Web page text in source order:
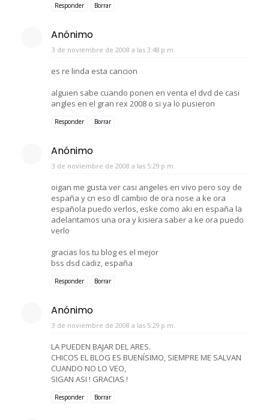
Responder Borrar
Anónimo
3 de noviembre de 2008 a las 3:48 p.m.
es re linda esta cancion
alguien sabe cuando ponen en venta el dvd de casi
angles en el gran rex 2008 o si ya lo pusieron
Responder Borrar
Anónimo
3 de noviembre de 2008 a las 5:29 p.m.
oigan me gusta ver casi angeles en vivo pero soy de
españa y cn eso dl cambio de ora nose a ke ora
española puedo verlos, eske como aki en españa la
adelantamos una ora y kisiera saber a ke ora puedo
verlo
gracias los tu blog es el mejor
bss dsd cadiz, españa
Responder Borrar
Anónimo
3 de noviembre de 2008 a las 5:29 p.m.
LA PUEDEN BAJAR DEL ARES.
CHICOS EL BLOG ES BUENÍSIMO, SIEMPRE ME SALVAN
CUANDO NO LO VEO,
SIGAN ASI ! GRACIAS !
Responder Borrar